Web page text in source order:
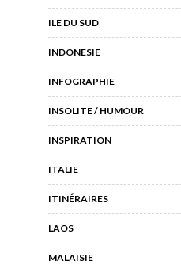
ILE DU SUD
INDONESIE
INFOGRAPHIE
INSOLITE / HUMOUR
INSPIRATION
ITALIE
ITINÉRAIRES
LAOS
MALAISIE